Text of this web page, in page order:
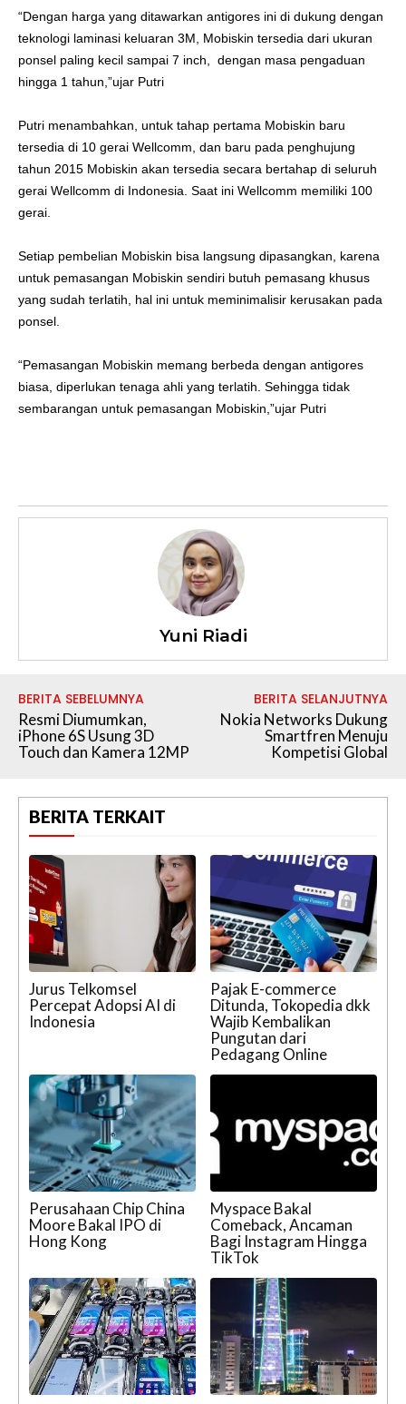
“Dengan harga yang ditawarkan antigores ini di dukung dengan
teknologi laminasi keluaran 3M, Mobiskin tersedia dari ukuran
ponsel paling kecil sampai 7 inch, dengan masa pengaduan
hingga 1 tahun,”ujar Putri
Putri menambahkan, untuk tahap pertama Mobiskin baru
tersedia di 10 gerai Wellcomm, dan baru pada penghujung
tahun 2015 Mobiskin akan tersedia secara bertahap di seluruh
gerai Wellcomm di Indonesia. Saat ini Wellcomm memiliki 100
gerai.
Setiap pembelian Mobiskin bisa langsung dipasangkan, karena
untuk pemasangan Mobiskin sendiri butuh pemasang khusus
yang sudah terlatih, hal ini untuk meminimalisir kerusakan pada
ponsel.
“Pemasangan Mobiskin memang berbeda dengan antigores
biasa, diperlukan tenaga ahli yang terlatih. Sehingga tidak
sembarangan untuk pemasangan Mobiskin,”ujar Putri
Yuni Riadi
BERITA SEBELUMNYA
Resmi Diumumkan,
iPhone 6S Usung 3D
Touch dan Kamera 12MP
BERITA SELANJUTNYA
Nokia Networks Dukung
Smartfren Menuju
Kompetisi Global
BERITA TERKAIT
Jurus Telkomsel
Percepat Adopsi AI di
Indonesia
Pajak E-commerce
Ditunda, Tokopedia dkk
Wajib Kembalikan
Pungutan dari
Pedagang Online
Perusahaan Chip China
Moore Bakal IPO di
Hong Kong
Myspace Bakal
Comeback, Ancaman
Bagi Instagram Hingga
TikTok